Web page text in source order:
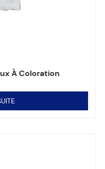
À Coloration